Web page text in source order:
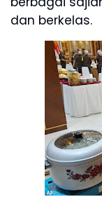
dan berkelas.